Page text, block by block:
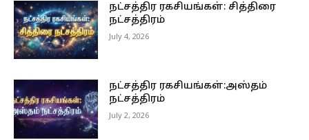
நட்சத்திர ரகசியங்கள்: சித்திரை
நட்சத்திரம்
July 4, 2026
நட்சத்திர ரகசியங்கள்:அஸ்தம்
நட்சத்திரம்
July 2, 2026